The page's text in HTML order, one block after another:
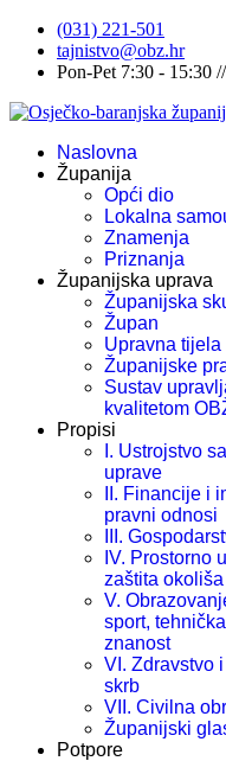
(031) 221-501
tajnistvo@obz.hr
Pon-Pet 7:30 - 15:30
Naslovna
Županija
Opći dio
Lokalna
Znamenja
Priznanja
Županijska uprava
Županijska
Župan
Upravna tijela
Županijske
Sustav
kvalitetom
Propisi
I. Ustrojstvo
uprave
II. Financije i
pravni odnosi
III.
IV. Prostorno
zaštita okoliša
V.
sport,
znanost
VI. Zdravstvo
skrb
VII. Civilna
Županijski
Potpore